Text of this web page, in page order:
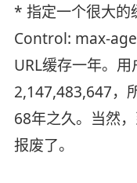
* 指定一个很大的
Control: max-
URL缓存一年。
2,147,483,647，
68年之久。当然
报废了。